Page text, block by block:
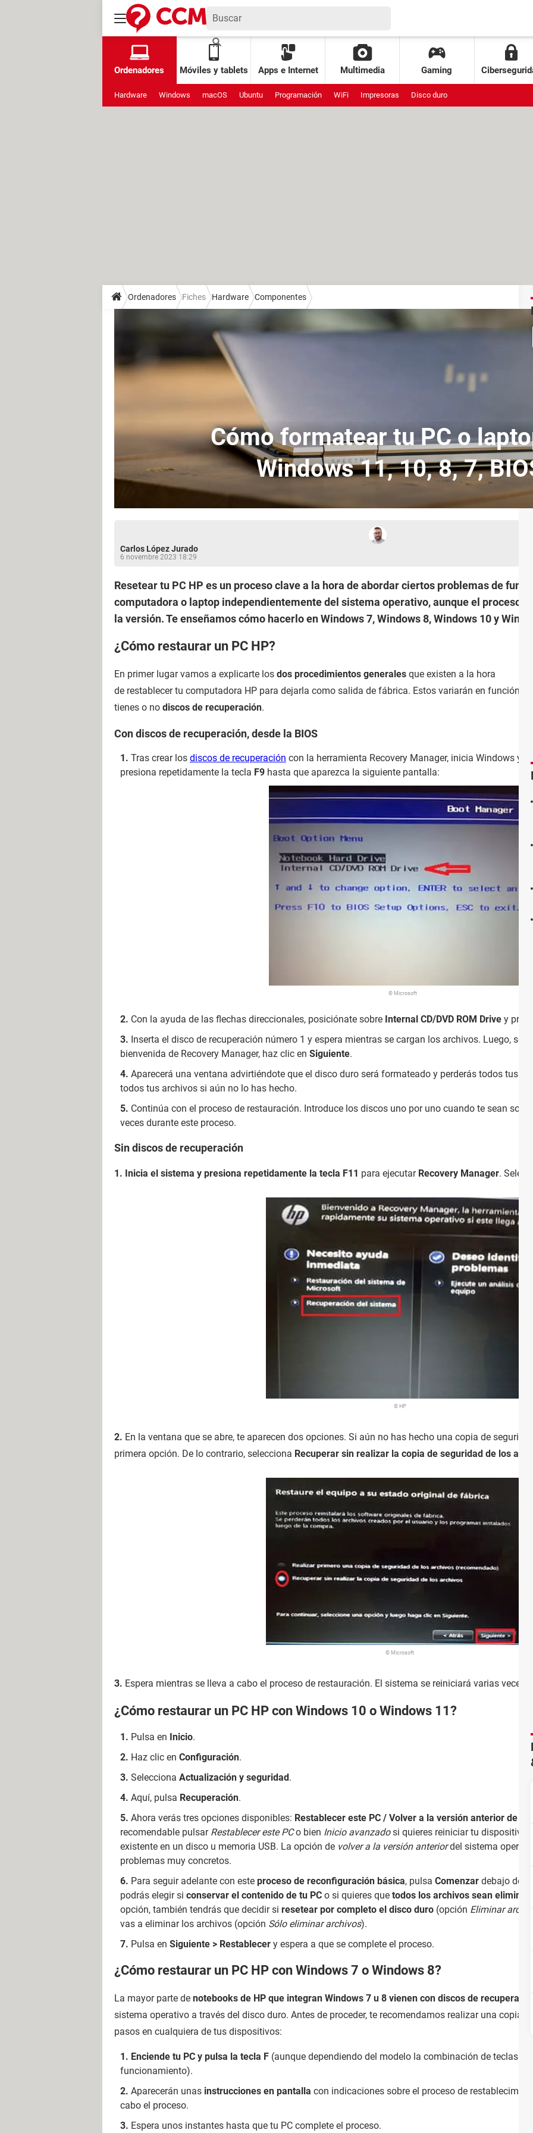
Ordenadores Móviles y tablets Apps e Internet Multimedia Gaming
Hardware Windows macOS Ubuntu Programación WiFi Impresoras Disco duro
Ordenadores Fiches Hardware Componentes
Cómo formatear tu PC o
Windows 11, 10, 8, 7,
Carlos López Jurado
6 novembre 2023 18:29
Resetear tu PC HP es un proceso clave a la hora de abordar ciertos problemas de
computadora o laptop independientemente del sistema operativo, aunque el proceso
la versión. Te enseñamos cómo hacerlo en Windows 7, Windows 8, Windows 10 y
¿Cómo restaurar un PC HP?
En primer lugar vamos a explicarte los dos procedimientos generales que existen a la hora
de restablecer tu computadora HP para dejarla como salida de fábrica. Estos variarán en función de
tienes o no discos de recuperación.
Con discos de recuperación, desde la BIOS
Tras crear los discos de recuperación con la herramienta Recovery Manager, inicia Windows y
presiona repetidamente la tecla F9 hasta que aparezca la siguiente pantalla:
© Microsoft
Con la ayuda de las flechas direccionales, posiciónate sobre Internal CD/DVD ROM Drive y
Inserta el disco de recuperación número 1 y espera mientras se cargan los archivos. Luego,
bienvenida de Recovery Manager, haz clic en Siguiente.
Aparecerá una ventana advirtiéndote que el disco duro será formateado y perderás todos tus
todos tus archivos si aún no lo has hecho.
Continúa con el proceso de restauración. Introduce los discos uno por uno cuando te sean
veces durante este proceso.
Sin discos de recuperación
1. Inicia el sistema y presiona repetidamente la tecla F11 para ejecutar Recovery Manager.
© HP
2. En la ventana que se abre, te aparecen dos opciones. Si aún no has hecho una copia de
primera opción. De lo contrario, selecciona Recuperar sin realizar la copia de seguridad de los
© Microsoft
3. Espera mientras se lleva a cabo el proceso de restauración. El sistema se reiniciará varias veces
¿Cómo restaurar un PC HP con Windows 10 o Windows 11?
Pulsa en Inicio.
Haz clic en Configuración.
Selecciona Actualización y seguridad.
Aquí, pulsa Recuperación.
Ahora verás tres opciones disponibles: Restablecer este PC / Volver a la versión anterior de
recomendable pulsar Restablecer este PCo bien Inicio avanzadosi quieres reiniciar tu dispositivo
existente en un disco u memoria USB. La opción de volver a la versión anteriordel sistema
problemas muy concretos.
Para seguir adelante con este proceso de reconfiguración básica, pulsa Comenzar debajo de
podrás elegir si conservar el contenido de tu PC o si quieres que todos los archivos sean
opción, también tendrás que decidir si resetear por completo el disco duro (opción Eliminar
vas a eliminar los archivos (opción Sólo eliminar archivos).
Pulsa en Siguiente > Restablecer y espera a que se complete el proceso.
¿Cómo restaurar un PC HP con Windows 7 o Windows 8?
La mayor parte de notebooks de HP que integran Windows 7 u 8 vienen con discos de recuperación
sistema operativo a través del disco duro. Antes de proceder, te recomendamos realizar una copia
pasos en cualquiera de tus dispositivos:
Enciende tu PC y pulsa la tecla F (aunque dependiendo del modelo la combinación de teclas
funcionamiento).
Aparecerán unas instrucciones en pantalla con indicaciones sobre el proceso de
cabo el proceso.
Espera unos instantes hasta que tu PC complete el proceso.